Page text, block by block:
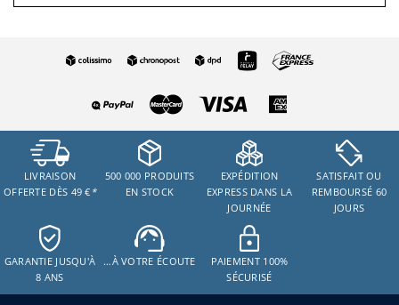
LIVRAISON
OFFERTE DÈS 49 € *
500 000 PRODUITS
EN STOCK
EXPÉDITION
EXPRESS DANS LA
JOURNÉE
SATISFAIT OU
REMBOURSÉ 60
JOURS
GARANTIE JUSQU'À
8 ANS
…À VOTRE ÉCOUTE
PAIEMENT 100%
SÉCURISÉ